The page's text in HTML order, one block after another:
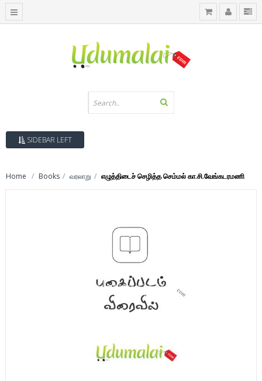
SIDEBAR LEFT
Home Books வரலாறு எழுத்திடைச் செழித்த செம்மல் கா.சி.வேங்கடரமணி